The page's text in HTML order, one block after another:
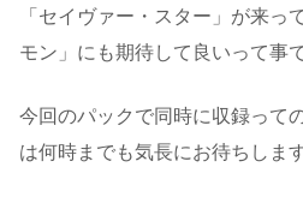
「セイヴァー・スター」が来っ
モン」にも期待して良いって事
今回のパックで同時に収録って
は何時までも気長にお待ちしま